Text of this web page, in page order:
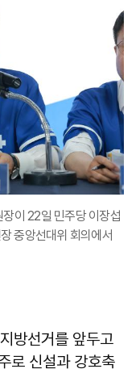
이 22일 민주당 이장섭
중앙선대위 회의에서
방선거를 앞두고
로 신설과 강호축